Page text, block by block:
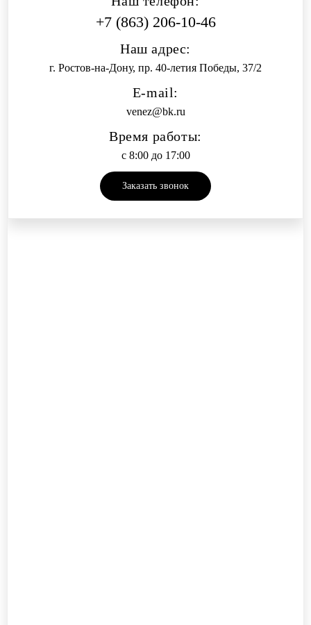
+7 (863) 206-10-46
Наш адрес:
г. Ростов-на-Дону, пр. 40-летия Победы, 37/2
E-mail:
venez@bk.ru
Время работы:
c 8:00 до 17:00
Заказать звонок